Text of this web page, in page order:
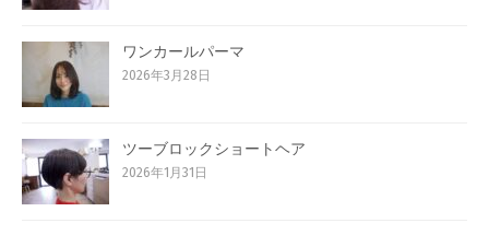
ワンカールパーマ
2026年3月28日
ツーブロックショートヘア
2026年1月31日